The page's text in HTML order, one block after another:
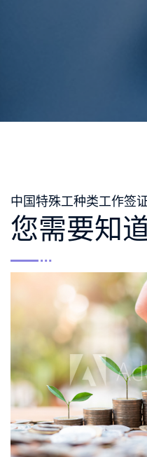
中国特殊工种类工作签
您需要知